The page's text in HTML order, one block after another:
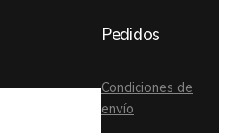
Pedidos
Condiciones de
envío